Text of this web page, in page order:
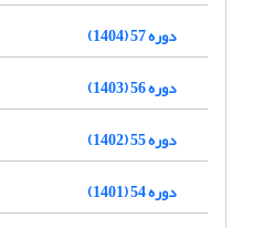
دوره 57 (1404)
دوره 56 (1403)
دوره 55 (1402)
دوره 54 (1401)